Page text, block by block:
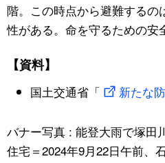
階。この時点から避難するの
性がある。命を守るための安
【資料】
国土交通省「 新たな
バナー写真 : 能登大雨で塚田
住宅＝2024年9月22日午前、